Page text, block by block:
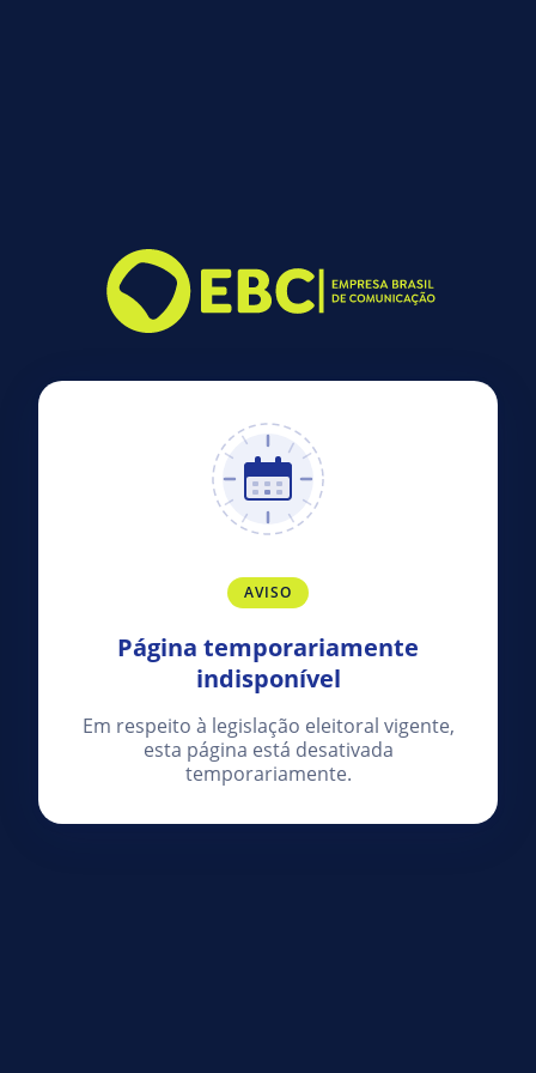
AVISO
Página temporariamente
indisponível
Em respeito à legislação eleitoral vigente,
esta página está desativada
temporariamente.